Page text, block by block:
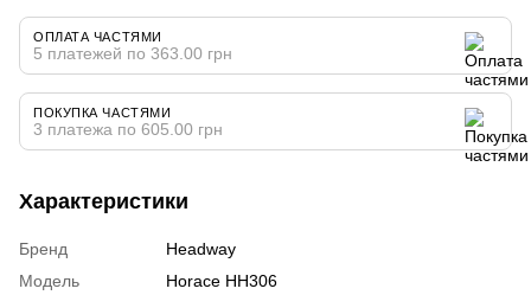
ОПЛАТА ЧАСТЯМИ
5 платежей по 363.00 грн
ПОКУПКА ЧАСТЯМИ
3 платежа по 605.00 грн
Характеристики
Бренд
Headway
Модель
Horace HH306